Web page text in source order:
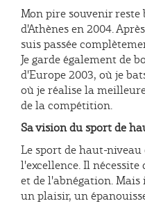
Mon pire souvenir reste
d'Athènes en 2004.
suis passée
Je garde également de
d'Europe 2003, où je
où je réalise la
de la compétition.
Sa vision du sport de
Le sport de haut-
l'excellence. Il
et de l'abnégation.
un plaisir, un